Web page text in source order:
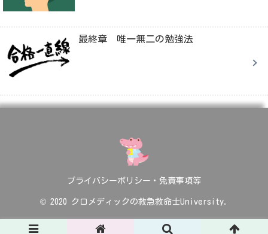
最終章 唯一無二の勉強法
プライバシーポリシー・免責事項等
© 2020 クロメディックの救急救命士University.